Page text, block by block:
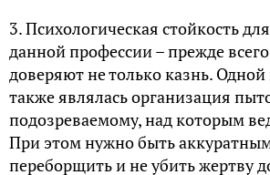
3. Психологическая стойкость
данной профессии – прежде
доверяют не только казнь.
также являлась организация
подозреваемому, над которым
При этом нужно быть
переборщить и не убить жертву